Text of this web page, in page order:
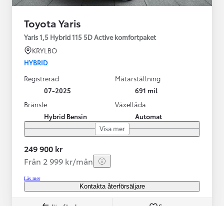
Toyota Yaris
Yaris 1,5 Hybrid 115 5D Active komfortpaket
KRYLBO
HYBRID
Registrerad
07-2025
Mätarställning
691 mil
Bränsle
Hybrid Bensin
Växellåda
Automat
Visa mer
249 900 kr
Från 2 999 kr/mån
Läs mer
Kontakta återförsäljare